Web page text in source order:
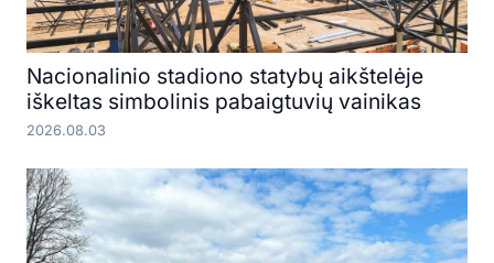
Nacionalinio stadiono statybų aikštelėje
iškeltas simbolinis pabaigtuvių vainikas
2026.08.03